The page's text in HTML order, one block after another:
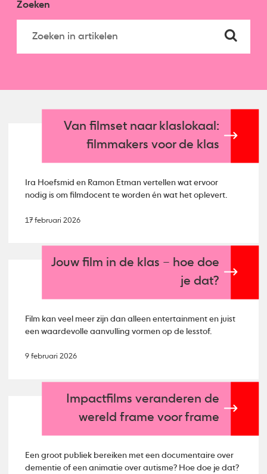
Zoeken
Van filmset naar klaslokaal:
filmmakers voor de klas
Ira Hoefsmid en Ramon Etman vertellen wat ervoor
nodig is om filmdocent te worden én wat het oplevert.
17 februari 2026
Jouw film in de klas – hoe doe
je dat?
Film kan veel meer zijn dan alleen entertainment en juist
een waardevolle aanvulling vormen op de lesstof.
9 februari 2026
Impactfilms veranderen de
wereld frame voor frame
Een groot publiek bereiken met een documentaire over
dementie of een animatie over autisme? Hoe doe je dat?